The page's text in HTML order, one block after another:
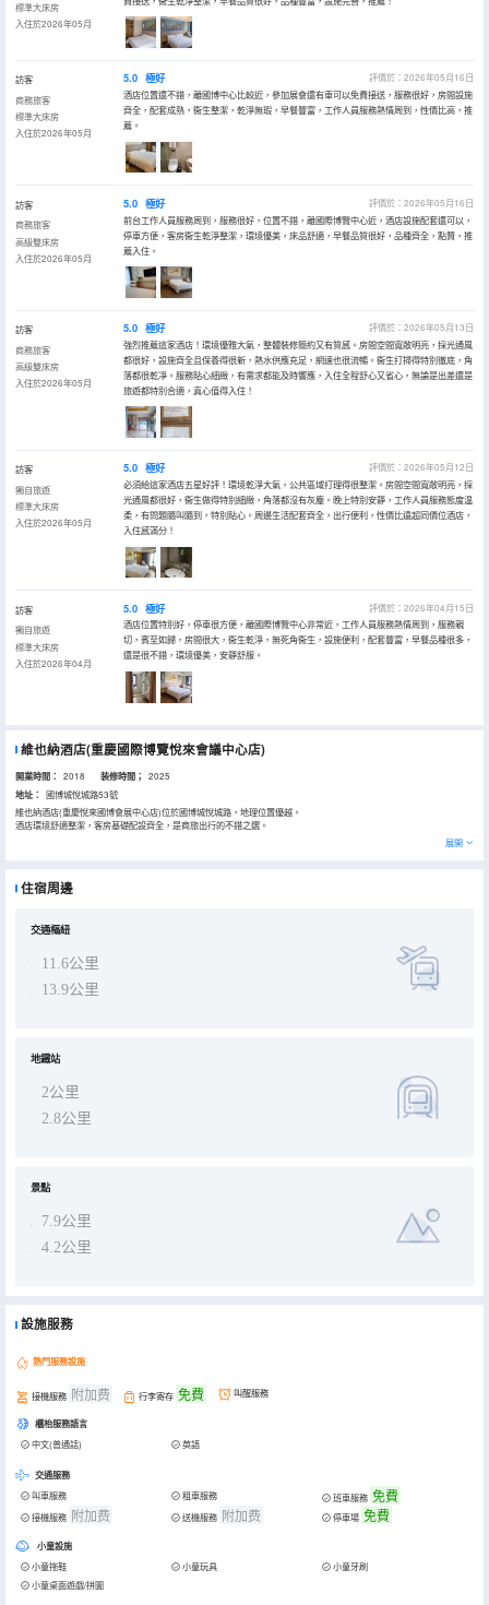
標準大床房
入住於2026年05月
訪客
商務旅客
標準大床房
入住於2026年05月
5.0 極好
評價於：2026年05月16日
酒店位置還不錯，離國博中心比較近，參加展會還有車可以免費接送，服務很好，房間設施
齊全，配套成熟，衞生整潔，乾淨無瑕，早餐豐富，工作人員服務熱情周到，性價比高，推
薦。
訪客
商務旅客
高級雙床房
入住於2026年05月
5.0 極好
評價於：2026年05月16日
前台工作人員服務周到，服務很好，位置不錯，離國際博覽中心近，酒店設施配套還可以，
停車方便，客房衞生乾淨整潔，環境優美，床品舒適，早餐品質很好，品種齊全，點贊，推
薦入住。
訪客
商務旅客
高級雙床房
入住於2026年05月
5.0 極好
評價於：2026年05月13日
強烈推薦這家酒店！環境優雅大氣，整體裝修簡約又有質感。房間空間寬敞明亮，採光通風
都很好，設施齊全且保養得很新，熱水供應充足，網速也很流暢。衞生打掃得特別徹底，角
落都很乾凈。服務貼心細緻，有需求都能及時響應，入住全程舒心又省心，無論是出差還是
旅遊都特別合適，真心值得入住！
訪客
獨自旅遊
標準大床房
入住於2026年05月
5.0 極好
評價於：2026年05月12日
必須給這家酒店五星好評！環境乾淨大氣，公共區域打理得很整潔。房間空間寬敞明亮，採
光通風都很好，衞生做得特別細緻，角落都沒有灰塵。晚上特別安靜，工作人員服務態度温
柔，有問題隨叫隨到，特別貼心。周邊生活配套齊全，出行便利，性價比遠超同價位酒店，
入住感滿分！
訪客
獨自旅遊
標準大床房
入住於2026年04月
5.0 極好
評價於：2026年04月15日
酒店位置特別好，停車很方便，離國際博覽中心非常近，工作人員服務熱情周到，服務親
切，賓至如歸，房間很大，衞生乾淨，無死角衞生，設施便利，配套豐富，早餐品種很多，
還是很不錯，環境優美，安靜舒服。
維也納酒店(重慶國際博覽悅來會議中心店)
開業時間： 2018 装修時間； 2025
地址：
國博城悅城路53號
維也納酒店(重慶悅來國博會展中心店)位於國博城悅城路，地理位置優越。
酒店環境舒適整潔，客房基礎配設齊全，是商旅出行的不錯之選。
展開
住宿周邊
交通樞紐
11.6公里
13.9公里
地鐵站
2公里
2.8公里
景點
7.9公里
4.2公里
設施服務
熱門服務設施
接機服務 附加费 行李寄存 免費 叫醒服務
櫃枱服務語言
中文(普通話) 英語
交通服務
叫車服務 租車服務 班車服務 免費
接機服務 附加费 送機服務 附加费 停車場 免費
小童設施
小童拖鞋 小童玩具
小童牙刷
小童桌面遊戲/拼圖